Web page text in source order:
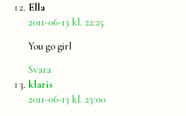
Ella
2011-06-13 kl. 22:25
You go girl
Svara
klaris
2011-06-13 kl. 23:00